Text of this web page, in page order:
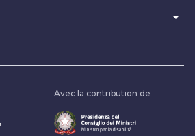
arrow_drop_down
Avec la contribution de